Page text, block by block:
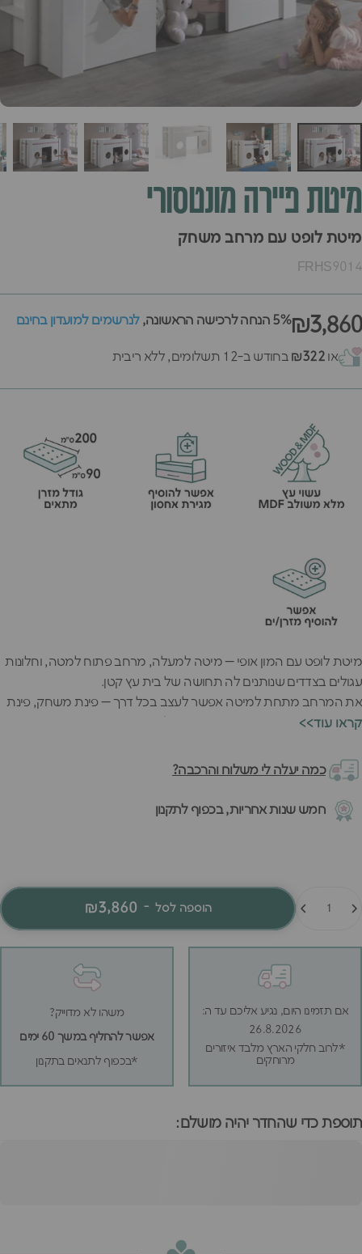
מיטתפיירה מונטסורי
מיטת לופט עם מרחב משחק
FRHS9014
₪3,8605% הנחה לרכישה הראשונה, לנרשמים למועדון בחינם
או₪322 בחודש ב-12 תשלומים, ללא ריבית
מיטת לופט עם המון אופי — מיטה למעלה, מרחב פתוח למטה, וחלונות
עגולים בצדדים שנותנים לה תחושה של בית עץ קטן.
את המרחב מתחת למיטה אפשר לעצב בכל דרך — פינת משחק, פינת
קריאה, או אזור אחסון — מה שמתאים לחדר.
בנוי. בסיס שלאטים כלול.
עשויה MDF איכותי בגימור לכה לבן, והיא תחזיק שנים קדימה.
<<קראו עוד
כמה יעלה לי משלוח והרכבה?
חמש שנות אחריות, בכפוף לתקנון
הוספה לסל -
₪3,860
אם תזמינו היום, נגיע אליכם עד ה:
26.8.2026
*לרוב חלקי הארץ מלבד איזורים
מרוחקים
משהו לא מדוייק?
אפשר להחליף במשך 60 ימים
*בכפוף לתנאים בתקנון
תוספת כדי שהחדר יהיה מושלם: